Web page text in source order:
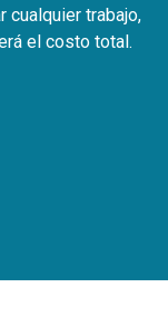
cualquier trabajo,
el costo total.